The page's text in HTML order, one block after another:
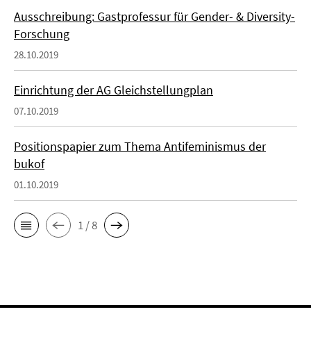
Ausschreibung: Gastprofessur für Gender- & Diversity-
Forschung
28.10.2019
Einrichtung der AG Gleichstellungplan
07.10.2019
Positionspapier zum Thema Antifeminismus der
bukof
01.10.2019
1 / 8